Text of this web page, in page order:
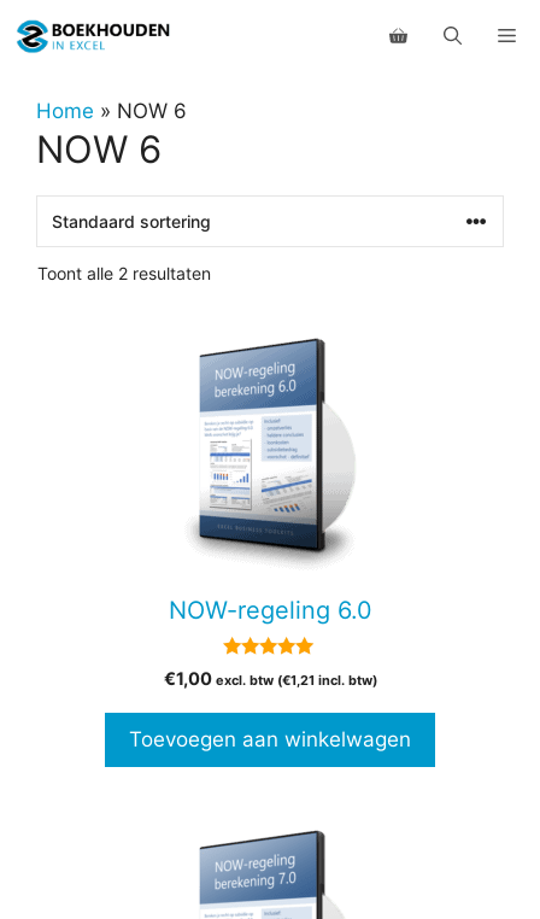
naar
inhoudHome » NOW 6
NOW 6
Toont alle 2 resultaten
NOW-regeling 6.0
van 5
€1,00 excl. btw (€1,21 incl. btw)
Toevoegen aan winkelwagen